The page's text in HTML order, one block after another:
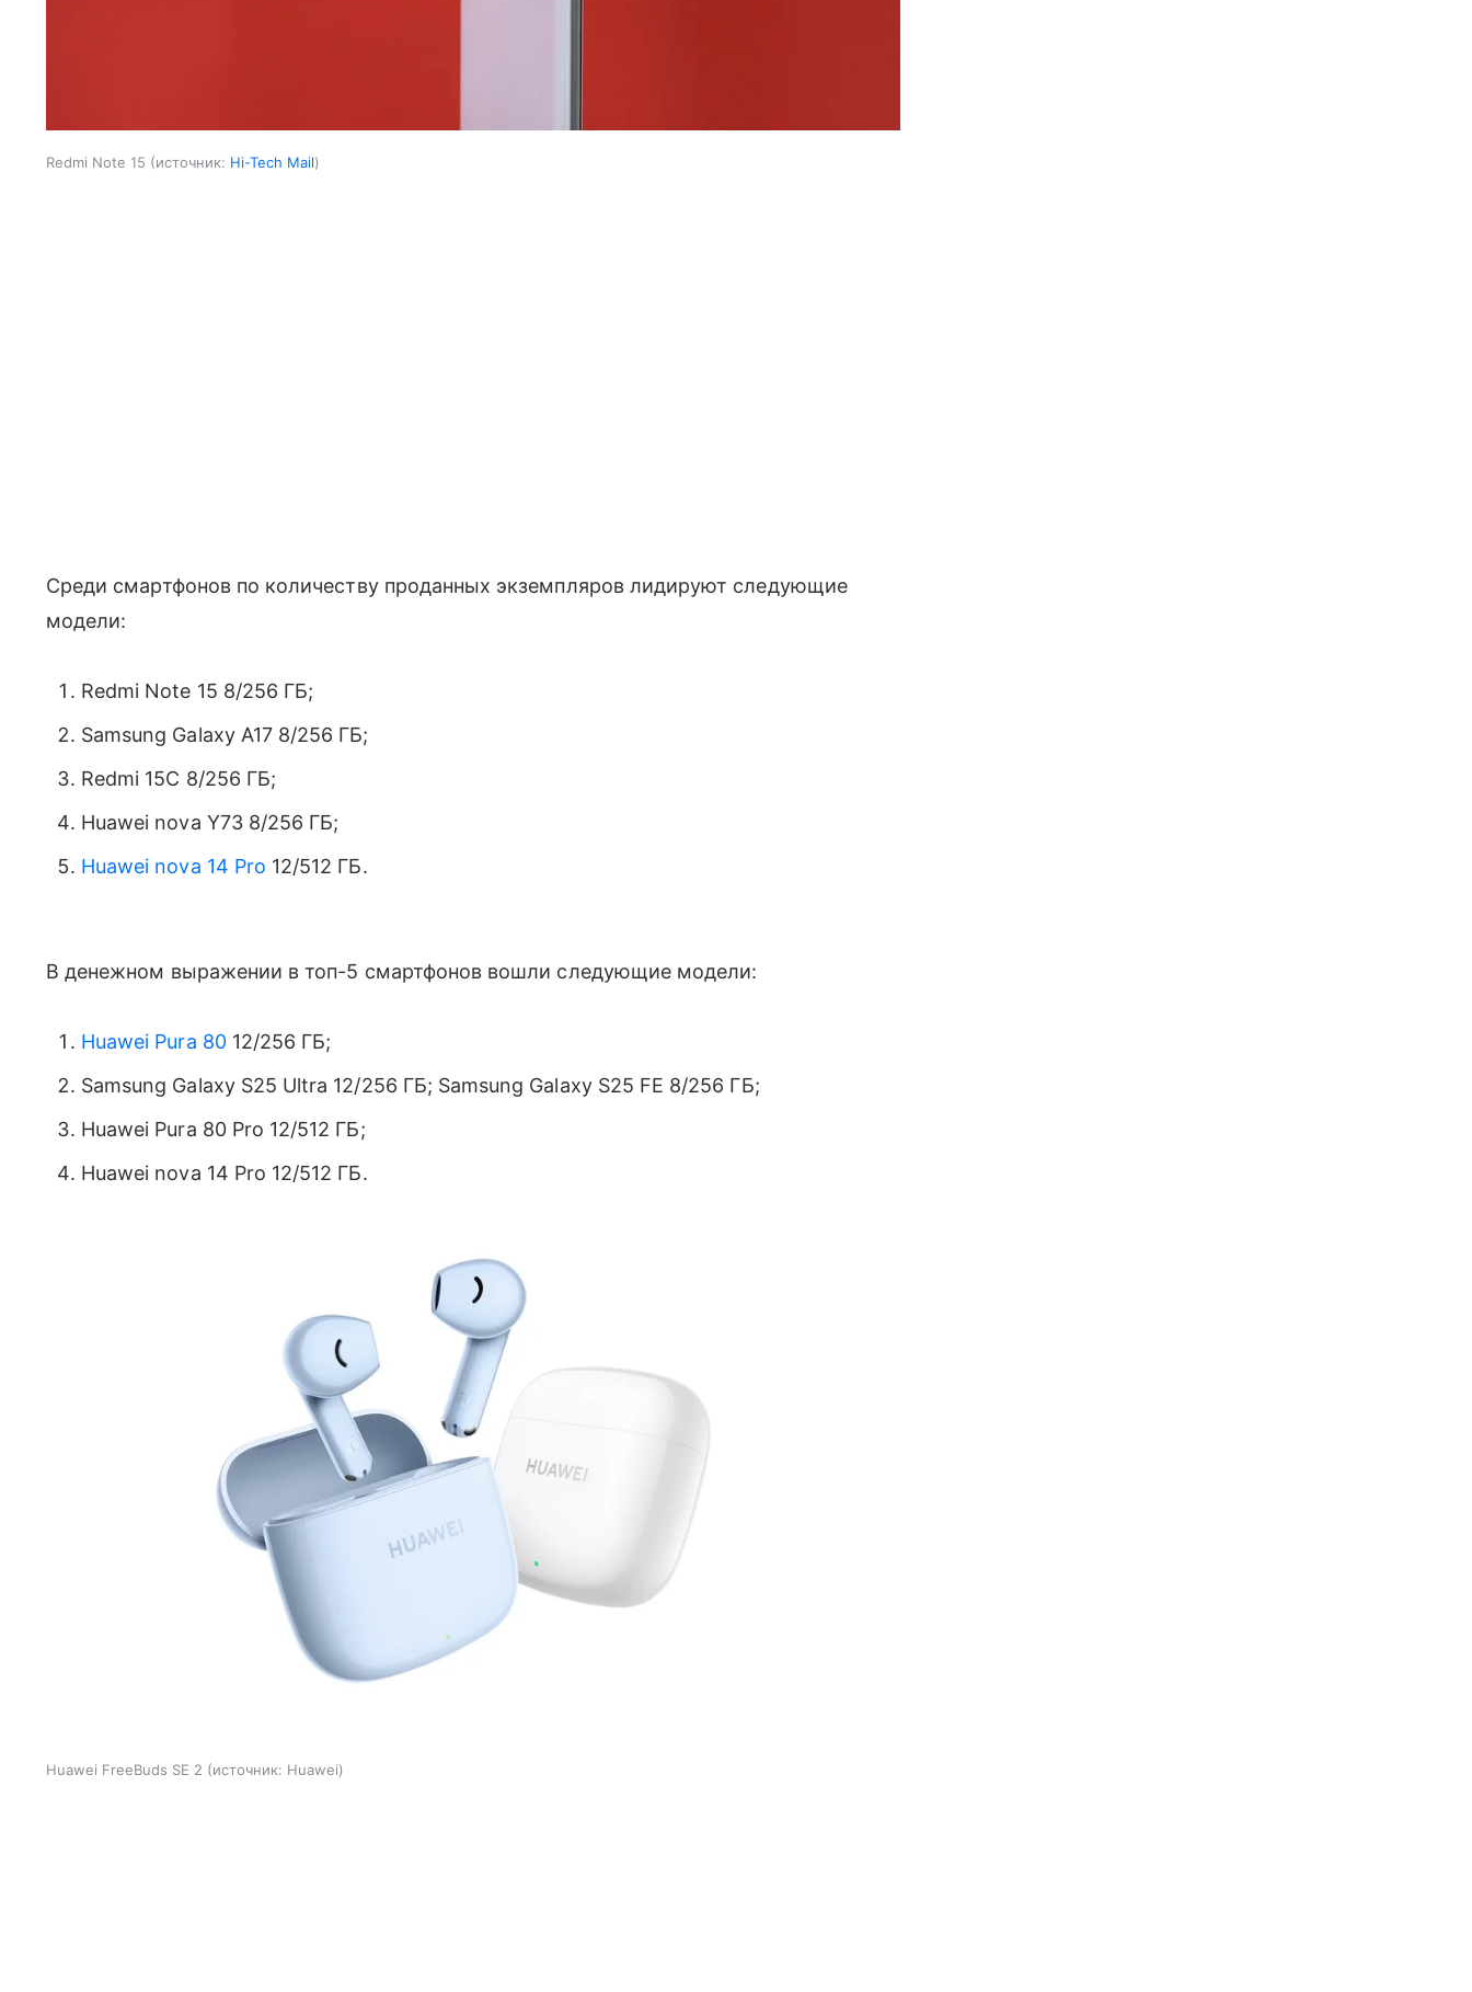
Redmi Note 15 источник: Hi-Tech Mail
Среди смартфонов по количеству проданных экземпляров лидируют следующие
модели:
Redmi Note 15 8/256 ГБ;
Samsung Galaxy A17 8/256 ГБ;
Redmi 15C 8/256 ГБ;
Huawei nova Y73 8/256 ГБ;
Huawei nova 14 Pro 12/512 ГБ.
В денежном выражении в топ-5 смартфонов вошли следующие модели:
Huawei Pura 8012/256 ГБ;
Samsung Galaxy S25 Ultra 12/256 ГБ; Samsung Galaxy S25 FE 8/256 ГБ;
Huawei Pura 80 Pro 12/512 ГБ;
Huawei nova 14 Pro 12/512 ГБ.
Huawei FreeBuds SE 2 источник: Huawei